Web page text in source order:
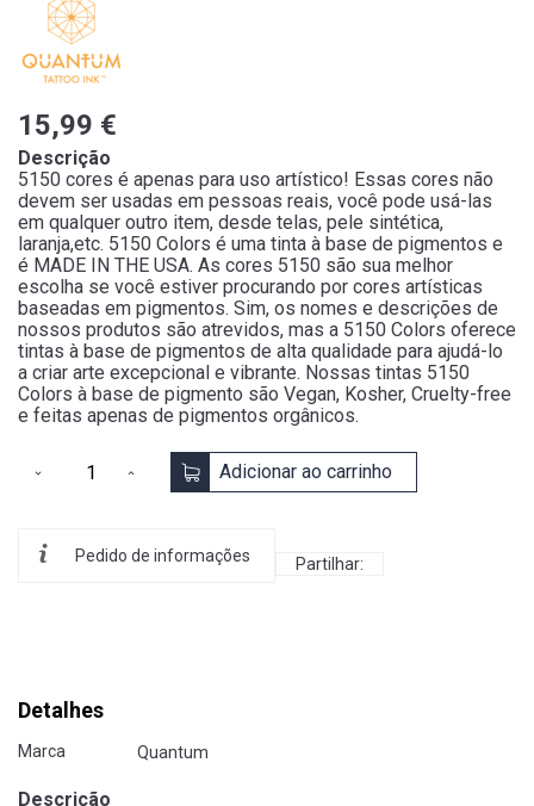
15,99 €
Descrição
5150 cores é apenas para uso artístico! Essas cores não
devem ser usadas em pessoas reais, você pode usá-las
em qualquer outro item, desde telas, pele sintética,
laranja,etc. 5150 Colors é uma tinta à base de pigmentos e
é MADE IN THE USA. As cores 5150 são sua melhor
escolha se você estiver procurando por cores artísticas
baseadas em pigmentos. Sim, os nomes e descrições de
nossos produtos são atrevidos, mas a 5150 Colors oferece
tintas à base de pigmentos de alta qualidade para ajudá-lo
a criar arte excepcional e vibrante. Nossas tintas 5150
Colors à base de pigmento são Vegan, Kosher, Cruelty-free
e feitas apenas de pigmentos orgânicos.
Adicionar ao carrinho
Pedido de informações Partilhar:
Detalhes
Marca Quantum
Descrição